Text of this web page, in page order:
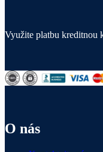
Využite platbu kreditnou
O nás